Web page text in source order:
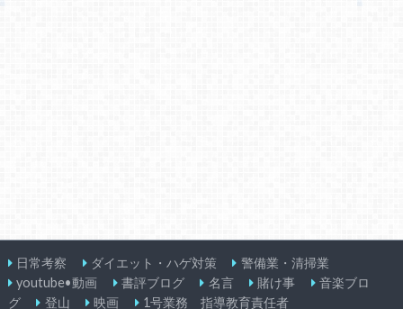
日常考察 ダイエット・ハゲ対策
警備業・清掃業
youtube•動画
書評ブログ 名言 賭け事
音楽ブロ
グ
登山 映画 1号業務 指導教育責任者